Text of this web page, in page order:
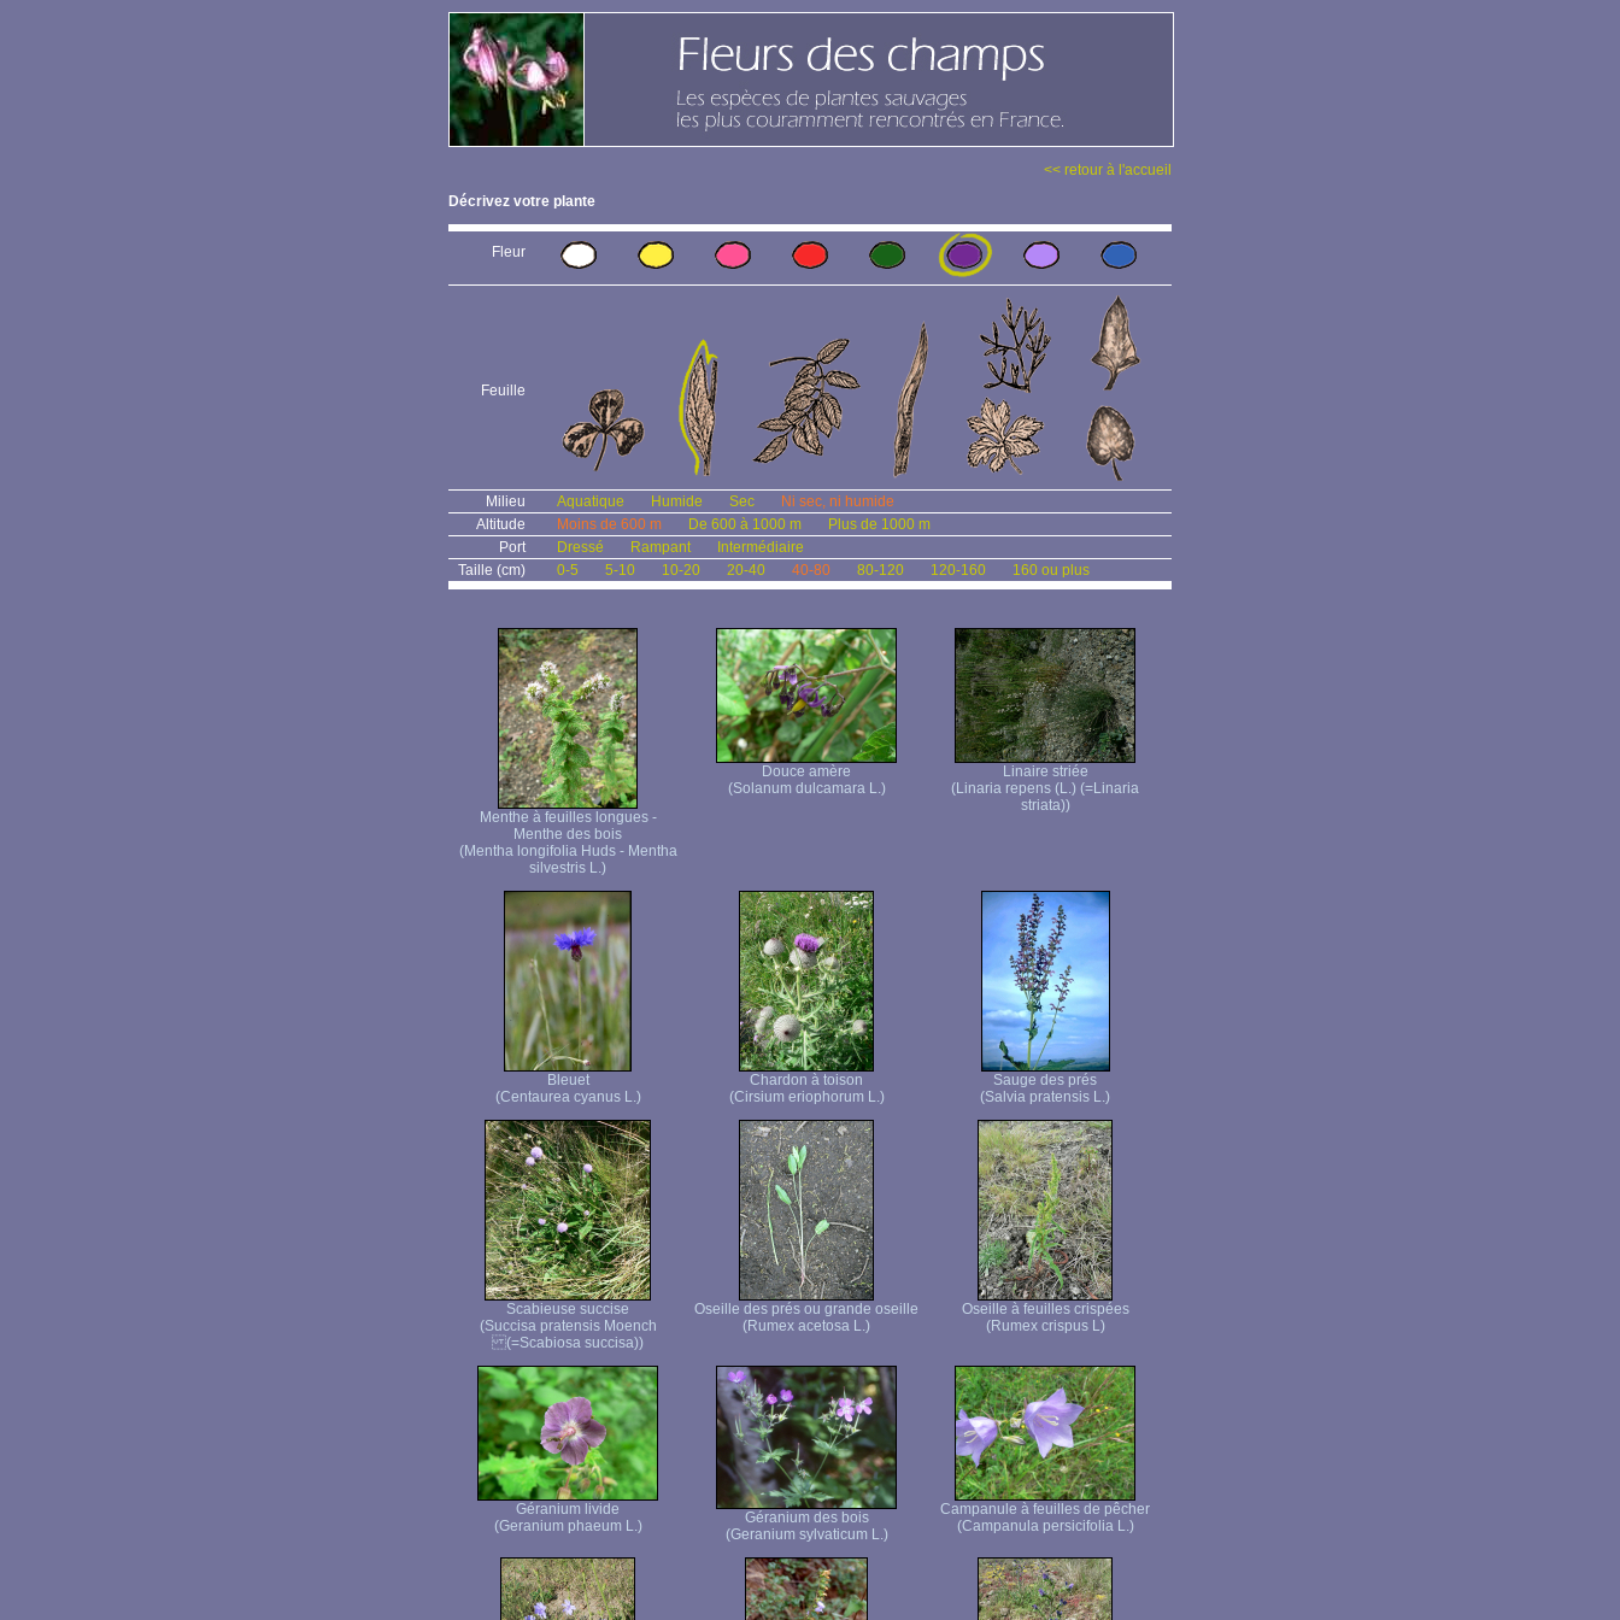
<< retour à l'accueil
Décrivez votre plante
Fleur
Feuille
Milieu Aquatique Humide Sec
Ni sec, ni humide
Altitude
Moins de 600 m De 600 à 1000 m
Plus de 1000 m
Port
Dressé Rampant
Intermédiaire
Taille (cm)
0-5 5-10 10-20 20-40 40-80 80-120 120-160 160 ou plus
Menthe à feuilles longues -
Menthe des bois
(Mentha longifolia Huds - Mentha
silvestris L.)
Douce amère
(Solanum dulcamara L.)
Linaire striée
(Linaria repens (L.) (=Linaria
striata))
Bleuet
(Centaurea cyanus L.)
Chardon à toison
(Cirsium eriophorum L.)
Sauge des prés
(Salvia pratensis L.)
Scabieuse succise
(Succisa pratensis Moench
(=Scabiosa succisa))
Oseille des prés ou grande oseille
(Rumex acetosa L.)
Oseille à feuilles crispées
(Rumex crispus L)
Géranium livide
(Geranium phaeum L.)
Géranium des bois
(Geranium sylvaticum L.)
Campanule à feuilles de pêcher
(Campanula persicifolia L.)